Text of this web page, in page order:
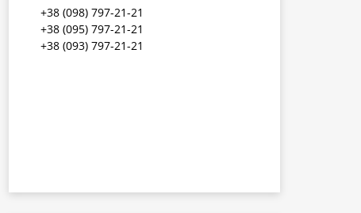
+38 (098) 797-21-21
+38 (095) 797-21-21
+38 (093) 797-21-21